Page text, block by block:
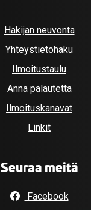
Hakijan neuvonta
Yhteystietohaku
Ilmoitustaulu
Anna palautetta
Ilmoituskanavat
Linkit
Seuraa meitä
Facebook